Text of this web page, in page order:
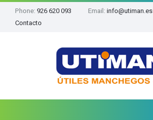
Phone: 926 620 093 Email: info@utiman.es
Contacto